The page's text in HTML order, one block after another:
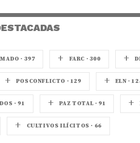
· 397 + FARC · 300 +
+ POSCONFLICTO · 129 + ELN ·
· 91 + PAZ TOTAL · 91 +
+ CULTIVOS ILÍCITOS · 66